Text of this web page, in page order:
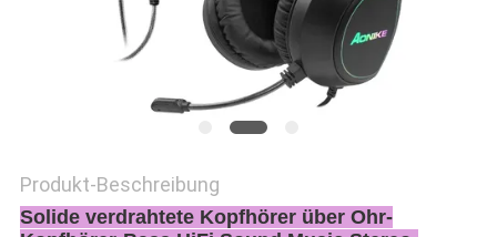
Produkt-Beschreibung
Solide verdrahtete Kopfhörer über Ohr-